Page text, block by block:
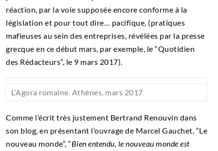
réaction, par la voie supposée encore conforme à la
législation et pour tout dire… pacifique, (pratiques
mafieuses au sein des entreprises, révélées par la presse
grecque en ce début mars, par exemple, le “Quotidien
des Rédacteurs”, le 9 mars 2017).
L’Agora romaine. Athènes, mars 2017
Comme l’écrit très justement Bertrand Renouvin dans
son blog, en présentant l’ouvrage de Marcel Gauchet, “Le
nouveau monde”, “Bien entendu, le nouveau monde est